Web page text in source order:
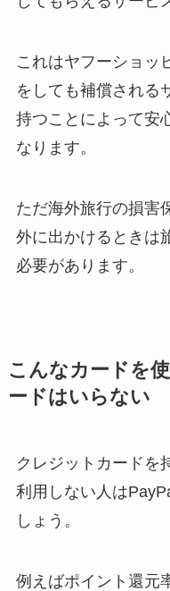
これはヤフーショッ
をしても補償される
持つことによって安
なります。
ただ海外旅行の損害
外に出かけるときは
必要があります。
こんなカードを
ードはいらない
クレジットカードを
利用しない人は
しょう。
例えばポイント還元